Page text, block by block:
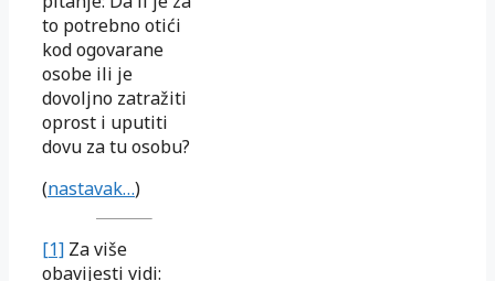
to potrebno otići
kod ogovarane
osobe ili je
dovoljno zatražiti
oprost i uputiti
dovu za tu osobu?
(nastavak…)
[1] Za više
obavijesti vidi: